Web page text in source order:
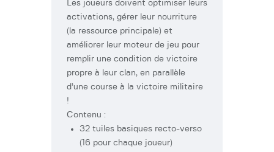
Les joueurs doivent optimiser leurs
activations, gérer leur nourriture
(la ressource principale) et
améliorer leur moteur de jeu pour
remplir une condition de victoire
propre à leur clan, en parallèle
d’une course à la victoire militaire
!
Contenu :
32 tuiles basiques recto-verso
(16 pour chaque joueur)